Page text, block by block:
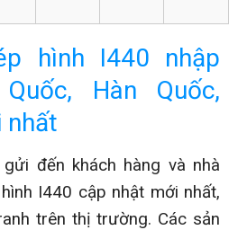
hình I440 nhập
Hàn Quốc,
nhất
đến khách hàng và nhà
I440 cập nhật mới nhất,
trên thị trường. Các sản